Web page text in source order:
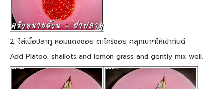
2. ใส่เนื้อปลาทู หอมแดงซอย ตะไคร้ซอย คลุกเบาๆให้เข้ากันดี
Add Platoo, shallots and lemon grass and gently mix well.